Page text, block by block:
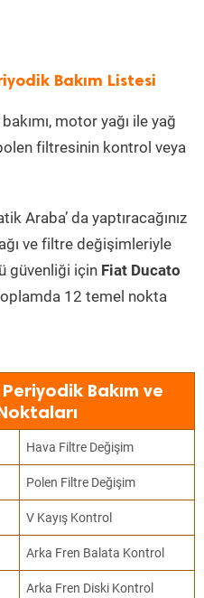
Bakım Listesi
motor yağı ile yağ
filtresinin kontrol veya
Araba’ da yaptıracağınız
ve filtre değişimleriyle
güvenliği için Fiat Ducato
12 temel nokta
Bakım ve
Hava Filtre Değişim
Polen Filtre Değişim
V Kayış Kontrol
Arka Fren Balata Kontrol
Arka Fren Diski Kontrol